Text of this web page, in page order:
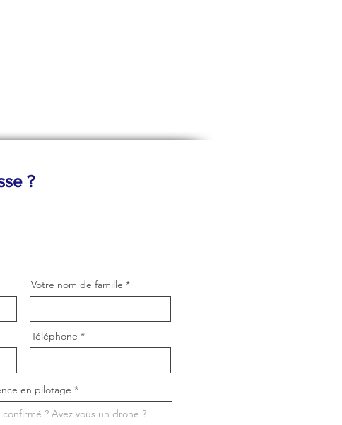
?
Votre nom de famille
Téléphone
en pilotage